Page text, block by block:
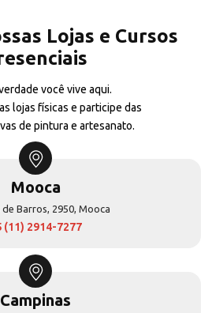
Lojas e Cursos
você vive aqui.
lojas físicas e participe das
de pintura e artesanato.
Mooca
de Barros, 2950, Mooca
(11) 2914-7277
Campinas